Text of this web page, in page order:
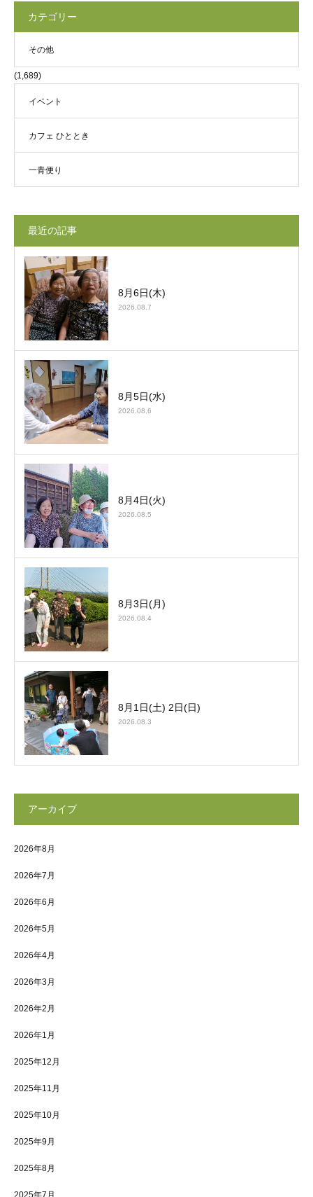
カテゴリー
その他
(1,689)
イベント
カフェ ひととき
一青便り
最近の記事
8月6日(木)
2026.08.7
8月5日(水)
2026.08.6
8月4日(火)
2026.08.5
8月3日(月)
2026.08.4
8月1日(土) 2日(日)
2026.08.3
アーカイブ
2026年8月
2026年7月
2026年6月
2026年5月
2026年4月
2026年3月
2026年2月
2026年1月
2025年12月
2025年11月
2025年10月
2025年9月
2025年8月
2025年7月